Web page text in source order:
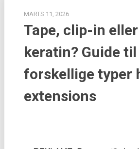
MARTS 11, 2026
Tape, clip-in eller
keratin? Guide til
forskellige typer
extensions